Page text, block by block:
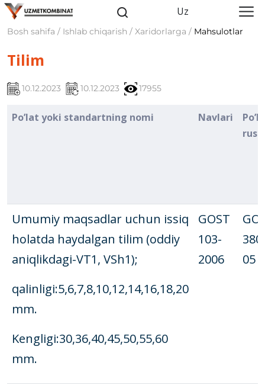
Uz
Bosh sahifa / Ishlab chiqarish / Xaridorlarga / Mahsulotlar
Tilim
10.12.2023 10.12.2023 17955
Po’lat yoki standartning nomi Navlari
Umumiy maqsadlar uchun issiq
holatda haydalgan tilim (oddiy
aniqlikdagi-VT1, VSh1);
qalinligi:5,6,7,8,10,12,14,16,18,20
mm.
Kеngligi:30,36,40,45,50,55,60
mm.
GOST
103-
2006
05